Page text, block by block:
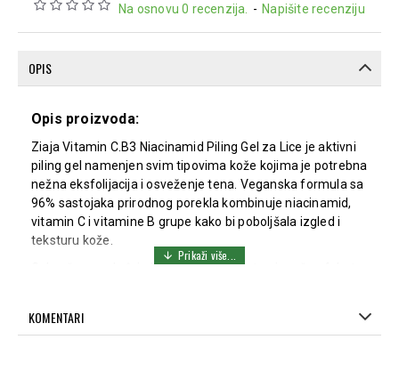
Na osnovu 0 recenzija. - Napišite recenziju
OPIS
Opis proizvoda:
Ziaja Vitamin C.B3 Niacinamid Piling Gel za Lice je aktivni
piling gel namenjen svim tipovima kože kojima je potrebna
nežna eksfolijacija i osveženje tena. Veganska formula sa
96% sastojaka prirodnog porekla kombinuje niacinamid,
vitamin C i vitamine B grupe kako bi poboljšala izgled i
teksturu kože.
Gel nežno zaglađuje kožu, ujednačava ten i pruža efekat
sredstva za pranje i pogodna je za redovnu negu kože
KOMENTARI